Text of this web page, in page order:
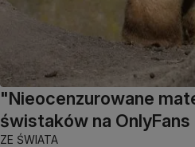
"Nieocenzurowane
świstaków na OnlyFans
ZE ŚWIATA